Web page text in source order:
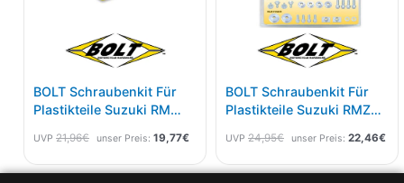
BOLT Schraubenkit Für
Plastikteile Suzuki RM
UVP 21,96€ unser Preis: 19,77€
BOLT Schraubenkit Für
Plastikteile Suzuki RMZ
UVP 24,95€ unser Preis: 22,46€